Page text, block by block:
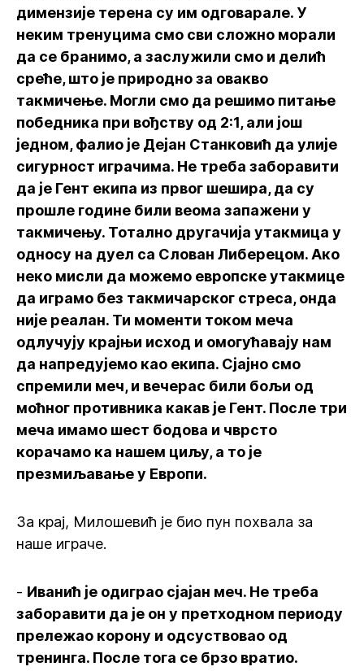
димензије терена су им одговарале. У
неким тренуцима смо сви сложно морали
да се бранимо, а заслужили смо и делић
среће, што је природно за овакво
такмичење. Могли смо да решимо питање
победника при вођству од 2:1, али још
једном, фалио је Дејан Станковић да улије
сигурност играчима. Не треба заборавити
да је Гент екипа из првог шешира, да су
прошле године били веома запажени у
такмичењу. Тотално другачија утакмица у
односу на дуел са Слован Либерецом. Ако
неко мисли да можемо европске утакмице
да играмо без такмичарског стреса, онда
није реалан. Ти моменти током меча
одлучују крајњи исход и омогућавају нам
да напредујемо као екипа. Сјајно смо
спремили меч, и вечерас били бољи од
моћног противника какав је Гент. После три
меча имамо шест бодова и чврсто
корачамо ка нашем циљу, а то је
презмиљавање у Европи.
За крај, Милошевић је био пун похвала за
наше играче.
- Иванић је одиграо сјајан меч. Не треба
заборавити да је он у претходном периоду
прележао корону и одсуствовао од
тренинга. После тога се брзо вратио.